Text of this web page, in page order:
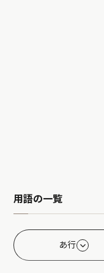
用語の一覧
あ行